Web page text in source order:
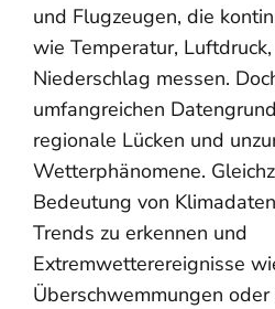
und Flugzeugen, die
wie Temperatur,
Niederschlag messen.
umfangreichen
regionale Lücken und
Wetterphänomene.
Bedeutung von
Trends zu erkennen und
Extremwetterereignisse
Überschwemmungen